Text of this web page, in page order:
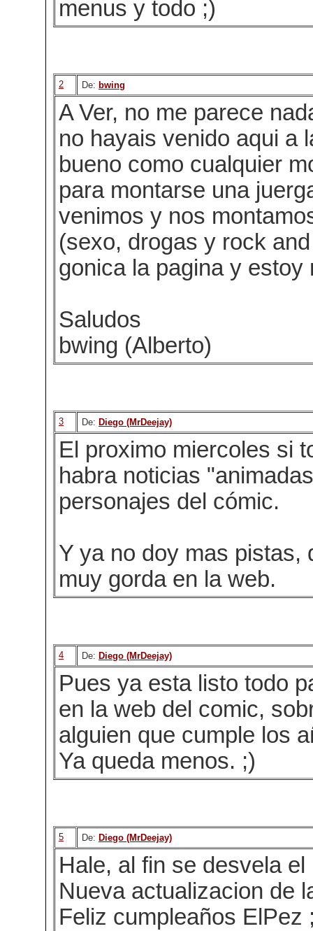
menus y todo ;)
2 De: bwing
A Ver, no me parece
no hayais venido aqui a
bueno como cualquier
para montarse una
venimos y nos
(sexo, drogas y rock
gonica la pagina y estoy
Saludos
bwing (Alberto)
3 De: Diego (MrDeejay)
El proximo miercoles si
habra noticias
personajes del cómic.
Y ya no doy mas pistas,
muy gorda en la web.
4 De: Diego (MrDeejay)
Pues ya esta listo todo
en la web del comic,
alguien que cumple los
Ya queda menos. ;)
5 De: Diego (MrDeejay)
Hale, al fin se desvela el
Nueva actualizacion de
Feliz cumpleaños ElPez